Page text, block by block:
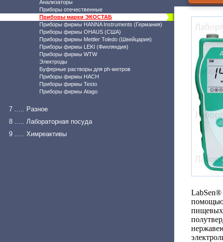
Анализаторы
Приборы отечественные
Приборы марки ЭКОСТАБ
Приборы фирмы HANNA Instruments (Германия)
Приборы фирмы OHAUS (США)
Приборы фирмы Mettler Toledo (Швейцария)
Приборы фирмы LEKI (Финляндия)
Приборы фирмы WTW
Электроды
Буферные растворы для ph-метров
Приборы фирмы HACH
Приборы фирмы Testo
Приборы фирмы Atago
7 ..... Разное
8 ..... Лабораторная посуда
9 ..... Химреактивы
LabSen®
помощью